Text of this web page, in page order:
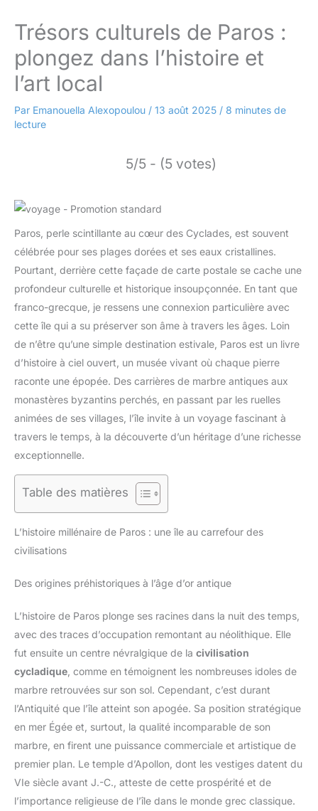
Trésors culturels de Paros :
plongez dans l’histoire et
l’art local
Par Emanouella Alexopoulou / 13 août 2025 / 8 minutes de
lecture
5/5 - (5 votes)
Paros, perle scintillante au cœur des Cyclades, est souvent
célébrée pour ses plages dorées et ses eaux cristallines.
Pourtant, derrière cette façade de carte postale se cache une
profondeur culturelle et historique insoupçonnée. En tant que
franco-grecque, je ressens une connexion particulière avec
cette île qui a su préserver son âme à travers les âges. Loin
de n’être qu’une simple destination estivale, Paros est un livre
d’histoire à ciel ouvert, un musée vivant où chaque pierre
raconte une épopée. Des carrières de marbre antiques aux
monastères byzantins perchés, en passant par les ruelles
animées de ses villages, l’île invite à un voyage fascinant à
travers le temps, à la découverte d’un héritage d’une richesse
exceptionnelle.
Table des matières
L’histoire millénaire de Paros : une île au carrefour des
civilisations
Des origines préhistoriques à l’âge d’or antique
L’histoire de Paros plonge ses racines dans la nuit des temps,
avec des traces d’occupation remontant au néolithique. Elle
fut ensuite un centre névralgique de la civilisation
cycladique, comme en témoignent les nombreuses idoles de
marbre retrouvées sur son sol. Cependant, c’est durant
l’Antiquité que l’île atteint son apogée. Sa position stratégique
en mer Égée et, surtout, la qualité incomparable de son
marbre, en firent une puissance commerciale et artistique de
premier plan. Le temple d’Apollon, dont les vestiges datent du
VIe siècle avant J.-C., atteste de cette prospérité et de
l’importance religieuse de l’île dans le monde grec classique.